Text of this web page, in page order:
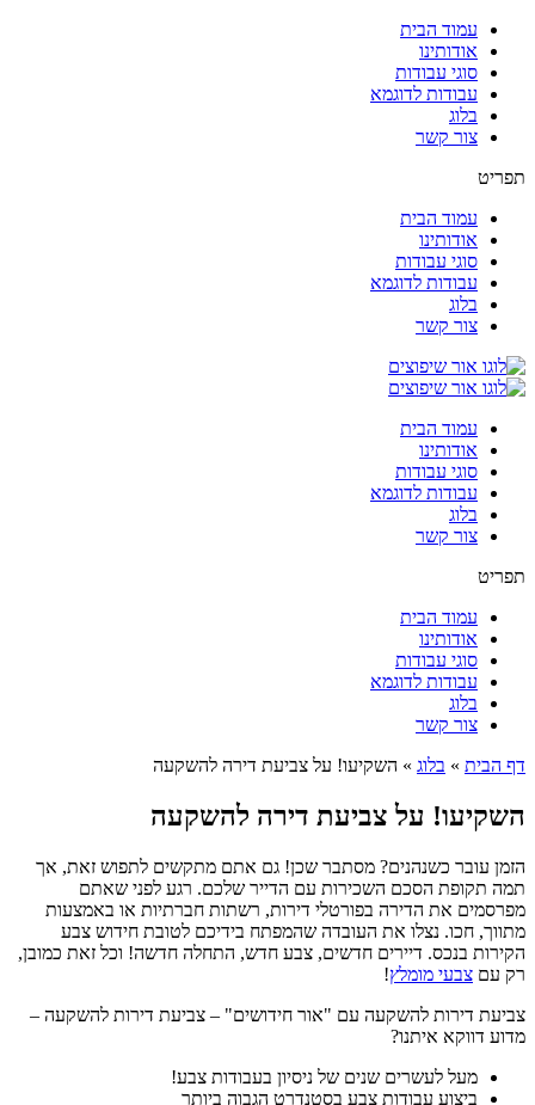
עמוד הבית
אודותינו
סוגי עבודות
עבודות לדוגמא
בלוג
צור קשר
תפריט
עמוד הבית
אודותינו
סוגי עבודות
עבודות לדוגמא
בלוג
צור קשר
עמוד הבית
אודותינו
סוגי עבודות
עבודות לדוגמא
בלוג
צור קשר
תפריט
עמוד הבית
אודותינו
סוגי עבודות
עבודות לדוגמא
בלוג
צור קשר
דף הבית » בלוג » השקיעו! על צביעת דירה להשקעה
השקיעו! על צביעת דירה להשקעה
הזמן עובר כשנהנים? מסתבר שכן! גם אתם מתקשים לתפוש זאת, אך
תמה תקופת הסכם השכירות עם הדייר שלכם. רגע לפני שאתם
מפרסמים את הדירה בפורטלי דירות, רשתות חברתיות או באמצעות
מתווך, חכו. נצלו את העובדה שהמפתח בידיכם לטובת חידוש צבע
הקירות בנכס. דיירים חדשים, צבע חדש, התחלה חדשה! וכל זאת כמובן,
רק עם צבעי מומלץ!
צביעת דירות להשקעה עם "אור חידושים" – צביעת דירות להשקעה –
מדוע דווקא איתנו?
מעל לעשרים שנים של ניסיון בעבודות צבע!
ביצוע עבודות צבע בסטנדרט הגבוה ביותר